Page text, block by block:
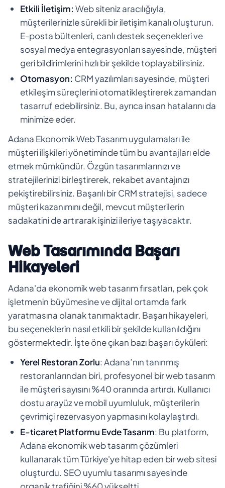
Etkili İletişim: Web siteniz aracılığıyla,
müşterilerinizle sürekli bir iletişim kanalı oluşturun.
E-posta bültenleri, canlı destek seçenekleri ve
sosyal medya entegrasyonları sayesinde, müşteri
geri bildirimlerini hızlı bir şekilde toplayabilirsiniz.
Otomasyon: CRM yazılımları sayesinde, müşteri
etkileşim süreçlerini otomatikleştirerek zamandan
tasarruf edebilirsiniz. Bu, ayrıca insan hatalarını da
minimize eder.
Adana Ekonomik Web Tasarım uygulamaları ile
müşteri ilişkileri yönetiminde tüm bu avantajları elde
etmek mümkündür. Özgün tasarımlarınızı ve
stratejilerinizi birleştirerek, rekabet avantajınızı
pekiştirebilirsiniz. Başarılı bir CRM stratejisi, sadece
müşteri kazanımını değil, mevcut müşterilerin
sadakatini de artırarak işinizi ileriye taşıyacaktır.
Web Tasarımında Başarı
Hikayeleri
Adana'da ekonomik web tasarım fırsatları, pek çok
işletmenin büyümesine ve dijital ortamda fark
yaratmasına olanak tanımaktadır. Başarı hikayeleri,
bu seçeneklerin nasıl etkili bir şekilde kullanıldığını
göstermektedir. İşte öne çıkan bazı başarı öyküleri:
Yerel Restoran Zorlu: Adana’nın tanınmış
restoranlarından biri, profesyonel bir web tasarım
ile müşteri sayısını %40 oranında artırdı. Kullanıcı
dostu arayüz ve mobil uyumluluk, müşterilerin
çevrimiçi rezervasyon yapmasını kolaylaştırdı.
E-ticaret Platformu Evde Tasarım: Bu platform,
Adana ekonomik web tasarım çözümleri
kullanarak tüm Türkiye'ye hitap eden bir web sitesi
oluşturdu. SEO uyumlu tasarımı sayesinde